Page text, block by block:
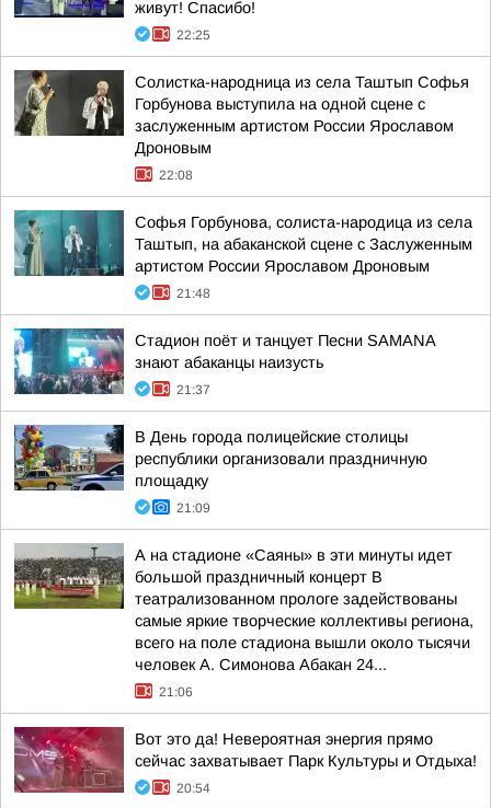
живут! Спасибо!
22:25
Солистка-народница из села Таштып Софья
Горбунова выступила на одной сцене с
заслуженным артистом России Ярославом
Дроновым
22:08
Софья Горбунова, солиста-народица из села
Таштып, на абаканской сцене с Заслуженным
артистом России Ярославом Дроновым
21:48
Стадион поёт и танцует Песни SAMANA
знают абаканцы наизусть
21:37
В День города полицейские столицы
республики организовали праздничную
площадку
21:09
А на стадионе «Саяны» в эти минуты идет
большой праздничный концерт В
театрализованном прологе задействованы
самые яркие творческие коллективы региона,
всего на поле стадиона вышли около тысячи
человек А. Симонова Абакан 24...
21:06
Вот это да! Невероятная энергия прямо
сейчас захватывает Парк Культуры и Отдыха!
20:54